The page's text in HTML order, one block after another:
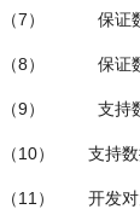
（7） 保证数
（8） 保证数
（9） 支持数
（10） 支持数
（11） 开发对